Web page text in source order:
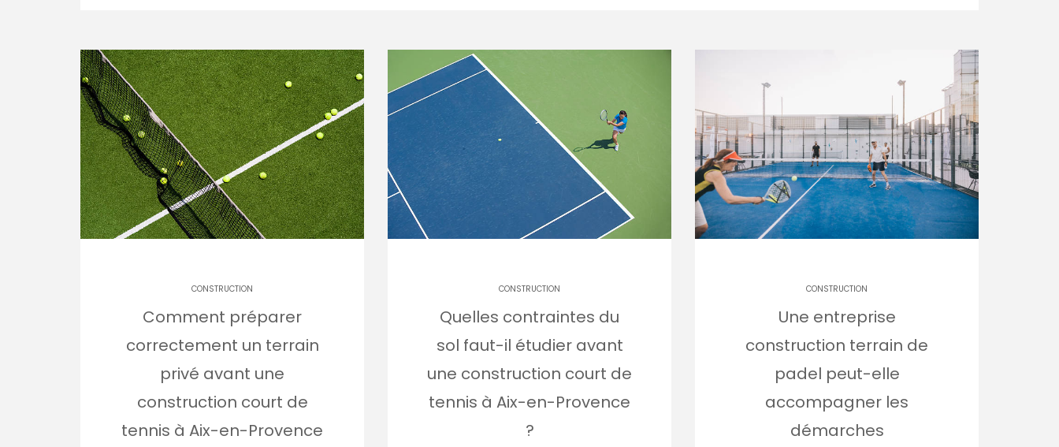
CONSTRUCTION
Comment préparer
correctement un terrain
privé avant une
construction court de
tennis à Aix-en-Provence
CONSTRUCTION
Quelles contraintes du
sol faut-il étudier avant
une construction court de
tennis à Aix-en-Provence
?
CONSTRUCTION
Une entreprise
construction terrain de
padel peut-elle
accompagner les
démarches